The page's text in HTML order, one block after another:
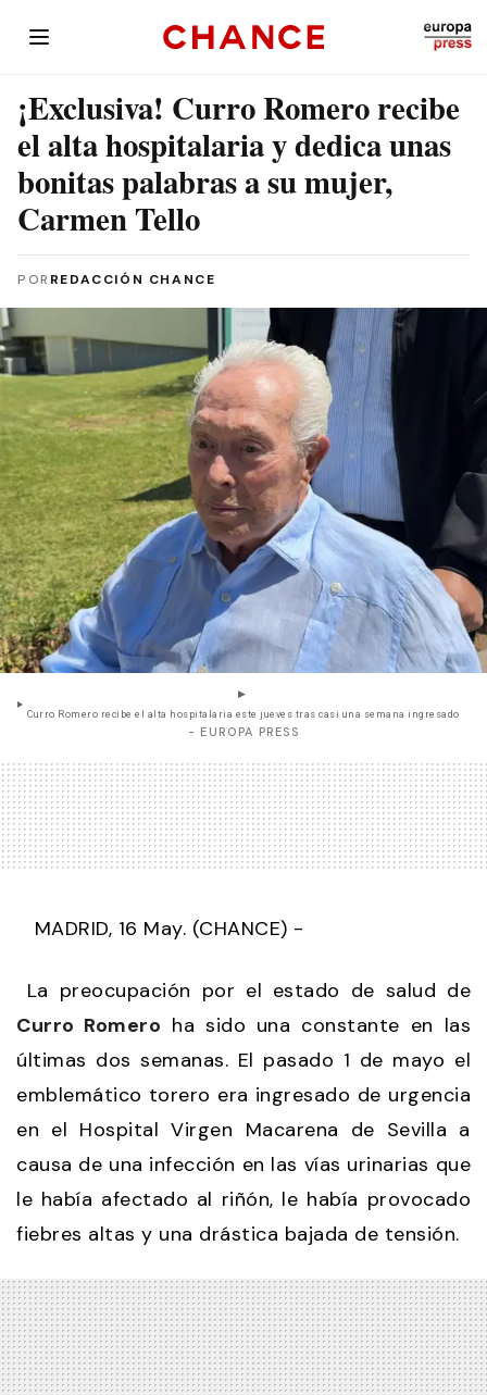
¡Exclusiva! Curro Romero recibe
el alta hospitalaria y dedica unas
bonitas palabras a su mujer,
Carmen Tello
POR REDACCIÓN CHANCE
Curro Romero recibe el alta hospitalaria este jueves tras casi una semana ingresado
- EUROPA PRESS
MADRID, 16 May. (CHANCE) -
La preocupación por el estado de salud de
Curro Romero ha sido una constante en las
últimas dos semanas. El pasado 1 de mayo el
emblemático torero era ingresado de urgencia
en el Hospital Virgen Macarena de Sevilla a
causa de una infección en las vías urinarias que
le había afectado al riñón, le había provocado
fiebres altas y una drástica bajada de tensión.